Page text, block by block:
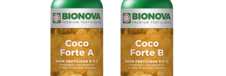
MICROGREENS
SMARTER GARTEN
Geschäftsbewertung Kaufberatung AGB
Blog